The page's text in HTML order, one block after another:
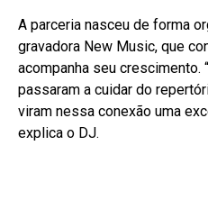
A parceria nasceu de forma
gravadora New Music, que
acompanha seu crescimento.
passaram a cuidar do
viram nessa conexão uma
explica o DJ.